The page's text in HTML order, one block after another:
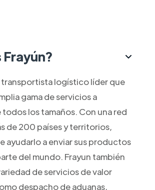
Frayún?
transportista logístico líder que
gama de servicios a
todos los tamaños. Con una red
de 200 países y territorios,
ayudarlo a enviar sus productos
del mundo. Frayun también
de servicios de valor
despacho de aduanas,